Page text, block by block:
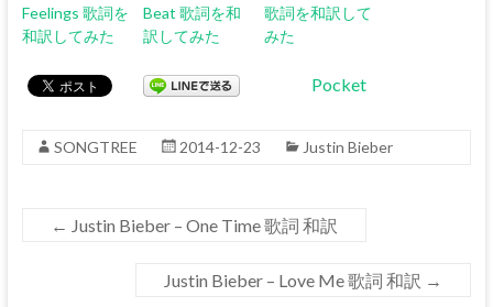
Feelings 歌詞を
和訳してみた
Beat 歌詞を和
訳してみた
歌詞を和訳して
みた
Pocket
SONGTREE 2014-12-23 Justin Bieber
← Justin Bieber – One Time 歌詞 和訳
Justin Bieber – Love Me 歌詞 和訳 →